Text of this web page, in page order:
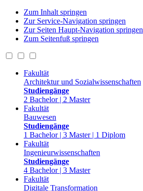
Zum Inhalt springen
Zur Service-Navigation springen
Zur Seiten Haupt-Navigation springen
Zum Seitenfuß springen
Fakultät
Architektur und Sozialwissenschaften
Studiengänge
2 Bachelor | 2 Master
Fakultät
Bauwesen
Studiengänge
1 Bachelor | 3 Master | 1 Diplom
Fakultät
Ingenieurwissenschaften
Studiengänge
4 Bachelor | 3 Master
Fakultät
Digitale Transformation